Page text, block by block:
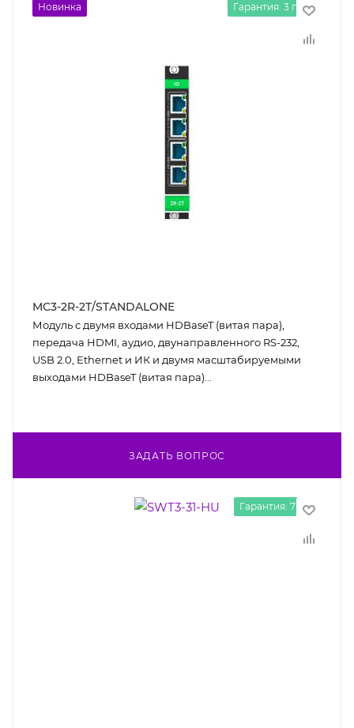
Новинка Гарантия: 3 года
MC3-2R-2T/STANDALONE
Модуль c двумя входами HDBaseT (витая пара),
передача HDMI, аудио, двунаправленного RS-232,
USB 2.0, Ethernet и ИК и двумя масштабируемыми
выходами HDBaseT (витая пара)...
ЗАДАТЬ ВОПРОС
Гарантия: 7 лет